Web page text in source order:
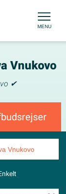
MENU
Vnukovo
✔